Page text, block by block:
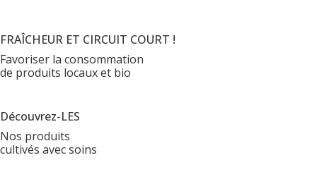
FRAÎCHEUR ET CIRCUIT COURT !
Favoriser la consommation
de produits locaux et bio
Découvrez-LES
Nos produits
cultivés avec soins